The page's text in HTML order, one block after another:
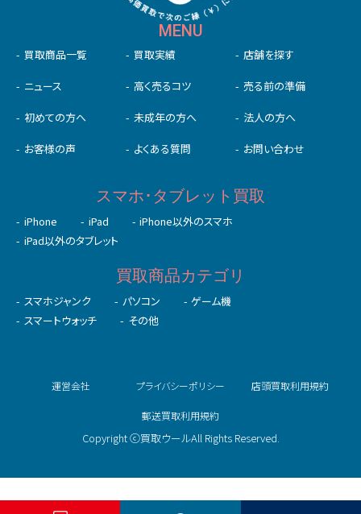
MENU
買取商品一覧 買取実績 店舗を探す
ニュース 高く売るコツ 売る前の準備
初めての⽅へ 未成年の⽅へ 法人の方へ
お客様の声 よくある質問 お問い合わせ
スマホ･タブレット買取
iPhone iPad
iPhone以外のスマホ
iPad以外のタブレット
買取商品カテゴリ
スマホジャンク パソコン
ゲーム機
スマートウォッチ
その他
Copyright ⓒ買取ウールAll Rights Reserved.
運営会社 プライバシーポリシー 店頭買取利用規約
郵送買取利用規約